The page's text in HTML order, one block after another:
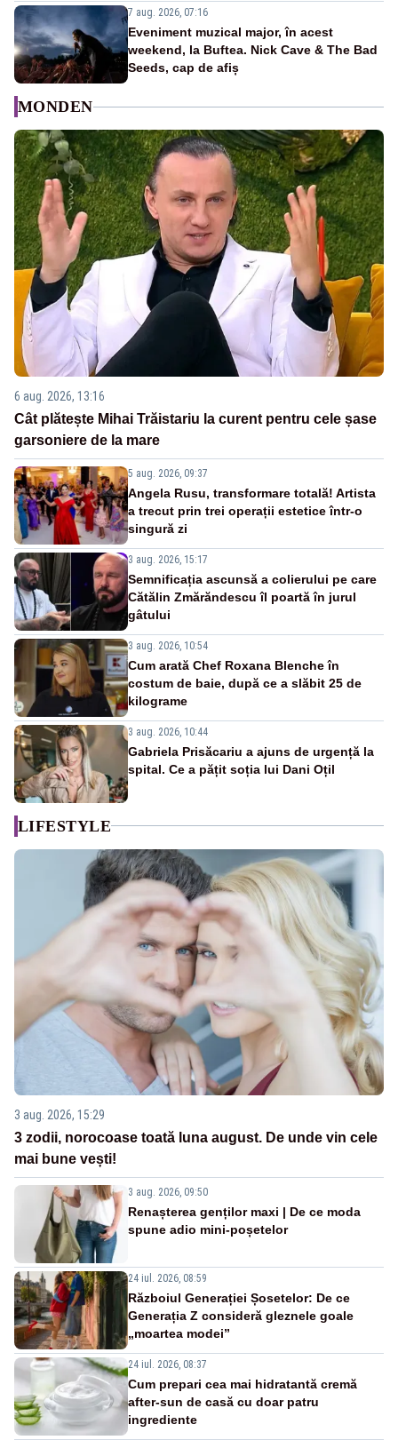
7 aug. 2026, 07:16
Eveniment muzical major, în acest
weekend, la Buftea. Nick Cave & The Bad
Seeds, cap de afiș
MONDEN
6 aug. 2026, 13:16
Cât plătește Mihai Trăistariu la curent pentru cele șase
garsoniere de la mare
5 aug. 2026, 09:37
Angela Rusu, transformare totală! Artista
a trecut prin trei operații estetice într-o
singură zi
3 aug. 2026, 15:17
Semnificația ascunsă a colierului pe care
Cătălin Zmărăndescu îl poartă în jurul
gâtului
3 aug. 2026, 10:54
Cum arată Chef Roxana Blenche în
costum de baie, după ce a slăbit 25 de
kilograme
3 aug. 2026, 10:44
Gabriela Prisăcariu a ajuns de urgență la
spital. Ce a pățit soția lui Dani Oțil
LIFESTYLE
3 aug. 2026, 15:29
3 zodii, norocoase toată luna august. De unde vin cele
mai bune vești!
3 aug. 2026, 09:50
Renașterea genților maxi | De ce moda
spune adio mini-poșetelor
24 iul. 2026, 08:59
Războiul Generației Șosetelor: De ce
Generația Z consideră gleznele goale
„moartea modei”
24 iul. 2026, 08:37
Cum prepari cea mai hidratantă cremă
after-sun de casă cu doar patru
ingrediente